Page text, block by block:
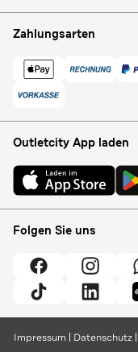
Zahlungsarten
Outletcity App laden
Folgen Sie uns
Impressum Datenschutz